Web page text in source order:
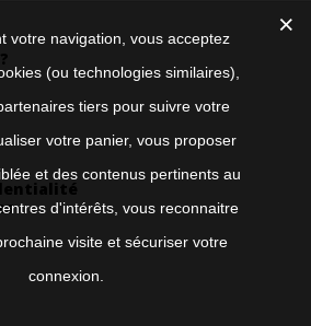
votre navigation, vous acceptez
(ou technologies similaires),
tiers pour suivre votre
votre panier, vous proposer
et des contenus pertinents au
d'intérêts, vous reconnaitre
visite et sécuriser votre
connexion.